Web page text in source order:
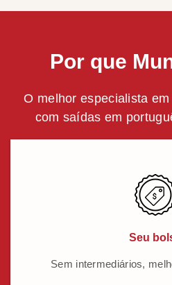
Por que
O melhor especialista
com saídas em
Seu
Sem intermediários,